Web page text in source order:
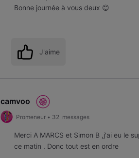
Bonne journée à vous deux 😊
J'aime
camvoo
Promeneur• 32 messages
Merci A MARCS et Simon B ,j'ai eu le
ce matin . Donc tout est en ordre